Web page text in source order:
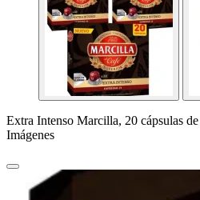
Extra Intenso Marcilla, 20 cápsulas
Imágenes